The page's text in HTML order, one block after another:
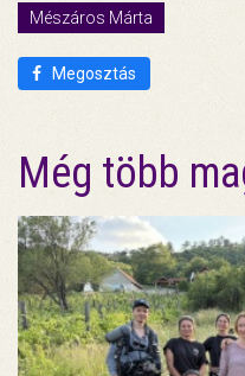
Mészáros Márta
Megosztás
Még több